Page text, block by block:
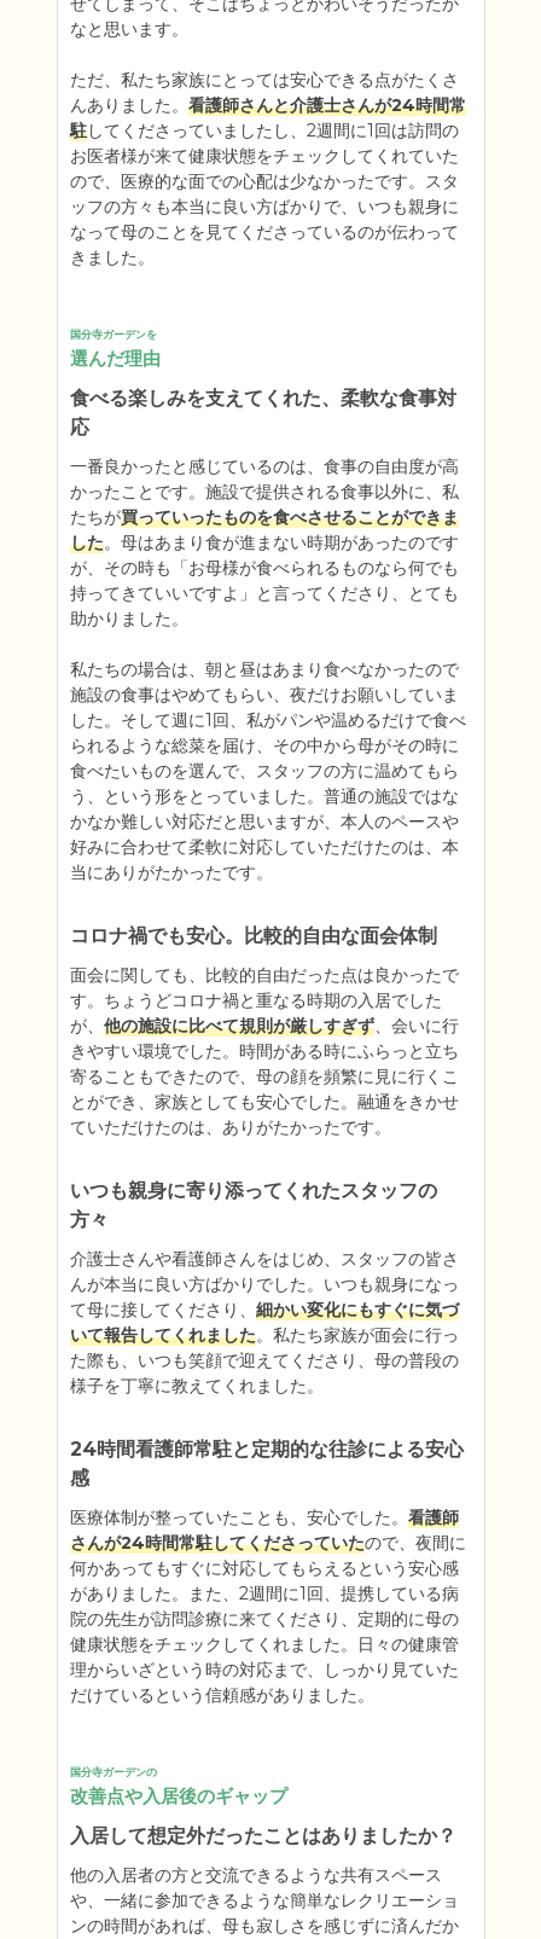
なと思います。
ただ、私たち家族にとっては安心できる点がたくさ
んありました。 看護師さんと介護士さんが24時間常
駐してくださっていましたし、2週間に1回は訪問の
お医者様が来て健康状態をチェックしてくれていた
ので、医療的な面での心配は少なかったです。スタ
ッフの方々も本当に良い方ばかりで、いつも親身に
なって母のことを見てくださっているのが伝わって
きました。
国分寺ガーデンを
選んだ理由
食べる楽しみを支えてくれた、柔軟な食事対
応
一番良かったと感じているのは、食事の自由度が高
かったことです。施設で提供される食事以外に、私
たちが買っていったものを食べさせることができま
した。母はあまり食が進まない時期があったのです
が、その時も「お母様が食べられるものなら何でも
持ってきていいですよ」と言ってくださり、とても
助かりました。
私たちの場合は、朝と昼はあまり食べなかったので
施設の食事はやめてもらい、夜だけお願いしていま
した。そして週に1回、私がパンや温めるだけで食べ
られるような総菜を届け、その中から母がその時に
食べたいものを選んで、スタッフの方に温めてもら
う、という形をとっていました。普通の施設ではな
かなか難しい対応だと思いますが、本人のペースや
好みに合わせて柔軟に対応していただけたのは、本
当にありがたかったです。
コロナ禍でも安心。比較的自由な面会体制
面会に関しても、比較的自由だった点は良かったで
す。ちょうどコロナ禍と重なる時期の入居でした
が、 他の施設に比べて規則が厳しすぎず、会いに行
きやすい環境でした。時間がある時にふらっと立ち
寄ることもできたので、母の顔を頻繁に見に行くこ
とができ、家族としても安心でした。融通をきかせ
ていただけたのは、ありがたかったです。
いつも親身に寄り添ってくれたスタッフの
方々
介護士さんや看護師さんをはじめ、スタッフの皆さ
んが本当に良い方ばかりでした。いつも親身になっ
て母に接してくださり、 細かい変化にもすぐに気づ
いて報告してくれました。私たち家族が面会に行っ
た際も、いつも笑顔で迎えてくださり、母の普段の
様子を丁寧に教えてくれました。
24時間看護師常駐と定期的な往診による安心
感
医療体制が整っていたことも、安心でした。 看護師
さんが24時間常駐してくださっていたので、夜間に
何かあってもすぐに対応してもらえるという安心感
がありました。また、2週間に1回、提携している病
院の先生が訪問診療に来てくださり、定期的に母の
健康状態をチェックしてくれました。日々の健康管
理からいざという時の対応まで、しっかり見ていた
だけているという信頼感がありました。
国分寺ガーデンの
改善点や入居後のギャップ
入居して想定外だったことはありましたか？
他の入居者の方と交流できるような共有スペース
や、一緒に参加できるような簡単なレクリエーショ
ンの時間があれば、母も寂しさを感じずに済んだか